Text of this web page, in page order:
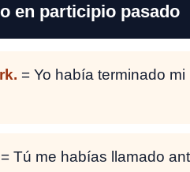
en participio pasado
= Yo había terminado mi
= Tú me habías llamado